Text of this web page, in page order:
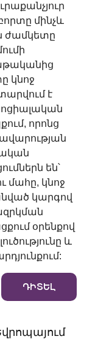
մինչև
ժամկետը
կնոջ
է
որոնց
են՝
մահը, կնոջ
կարգով
օրենքով
և
ԴԻՏԵԼ